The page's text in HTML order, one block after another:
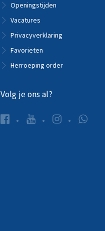
Openingstijden
Vacatures
Privacyverklaring
Favorieten
Herroeping order
Volg je ons al?